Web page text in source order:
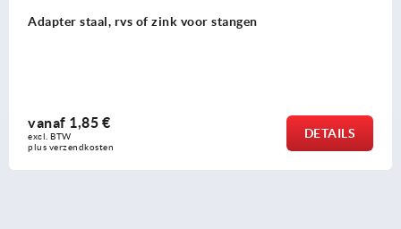
DETAILS
Ronde stangen staal voor